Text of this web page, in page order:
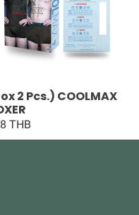
2 Pcs.) COOLMAX
THB